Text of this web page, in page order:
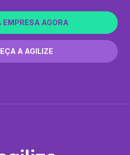
EMPRESA AGORA
A AGILIZE